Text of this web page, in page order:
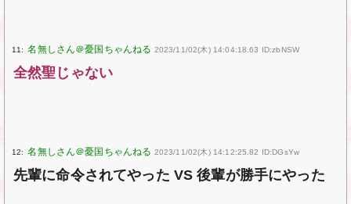
11: 2023/11/02(木) 14:04:18.63 ID:zbNSW
全然聖じゃない
12: 2023/11/02(木) 14:12:25.82 ID:DGsYw
先輩に命令されてやった VS 後輩が勝手にやった